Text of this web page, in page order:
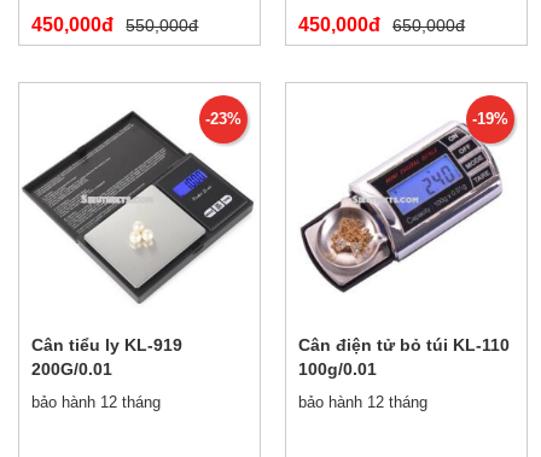
450,000đ 550,000đ 450,000đ 650,000đ
-23%
Cân tiểu ly KL-919
200G/0.01
bảo hành 12 tháng
-19%
Cân điện tử bỏ túi KL-110
100g/0.01
bảo hành 12 tháng